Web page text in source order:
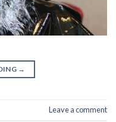
→
Leave a comment